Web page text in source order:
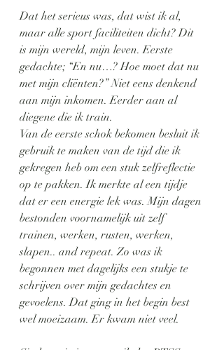
Dat het serieus was, dat wist ik al,
maar alle sport faciliteiten dicht? Dit
is mijn wereld, mijn leven. Eerste
gedachte; “En nu…? Hoe moet dat nu
met mijn cliënten?” Niet eens denkend
aan mijn inkomen. Eerder aan al
diegene die ik train.
Van de eerste schok bekomen besluit ik
gebruik te maken van de tijd die ik
gekregen heb om een stuk zelfreflectie
op te pakken. Ik merkte al een tijdje
dat er een energie lek was. Mijn dagen
bestonden voornamelijk uit zelf
trainen, werken, rusten, werken,
slapen.. and repeat. Zo was ik
begonnen met dagelijks een stukje te
schrijven over mijn gedachtes en
gevoelens. Dat ging in het begin best
wel moeizaam. Er kwam niet veel.